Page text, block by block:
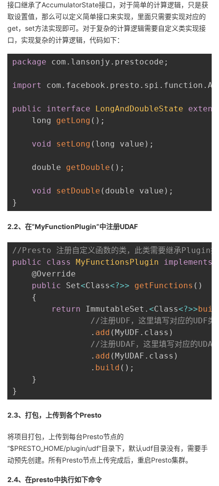
接口继承了AccumulatorState接口，对于简单的计算逻辑，只是获
取设置值，那么可以定义简单接口来实现，里面只需要实现对应的
get，set方法实现即可。对于复杂的计算逻辑需要自定义类实现接
口，实现复杂的计算逻辑，代码如下：
package com . lansonjy . prestocode ;
import com . facebook . presto . spi . function .
public interface LongAndDoubleState
    long
getLong ( ) ;
void setLong ( long value ) ;
    double
getDouble ( ) ;
void setDouble ( double value ) ;
}
2.2、在“MyFunctionPlugin”中注册UDAF
//Presto 注册自定义函数的类，此类需要继承Plugin
public
class MyFunctionsPlugin implements
    @Override
public Set<Class<?>> getFunctions ( )
{
return ImmutableSet . <Class<?>>
//注册UDF，这里填写对应的UDF类
. add (MyUDF . class )
//注册UDAF，这里填写对应的
. add (MyUDAF . class )
. build ( ) ;
}
}
2.3、打包，上传到各个Presto
将项目打包，上传到每台Presto节点的
“$PRESTO_HOME/plugin/udf”目录下，默认udf目录没有，需要手
动预先创建。所有Presto节点上传完成后，重启Presto集群。
2.4、在presto中执行如下命令